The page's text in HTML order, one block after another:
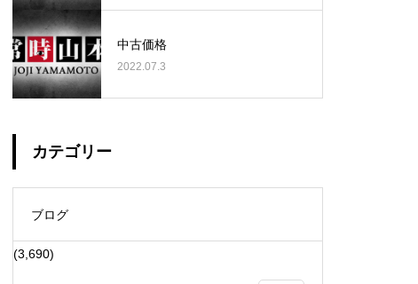
中古価格
2022.07.3
カテゴリー
ブログ
(3,690)